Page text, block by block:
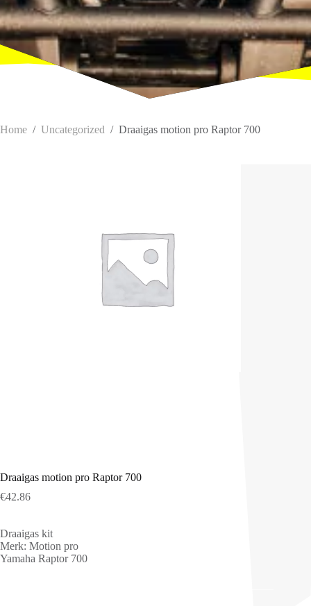
Home / Uncategorized / Draaigas motion pro Raptor 700
Draaigas motion pro Raptor 700
€42.86
Draaigas kit
Merk: Motion pro
Yamaha Raptor 700